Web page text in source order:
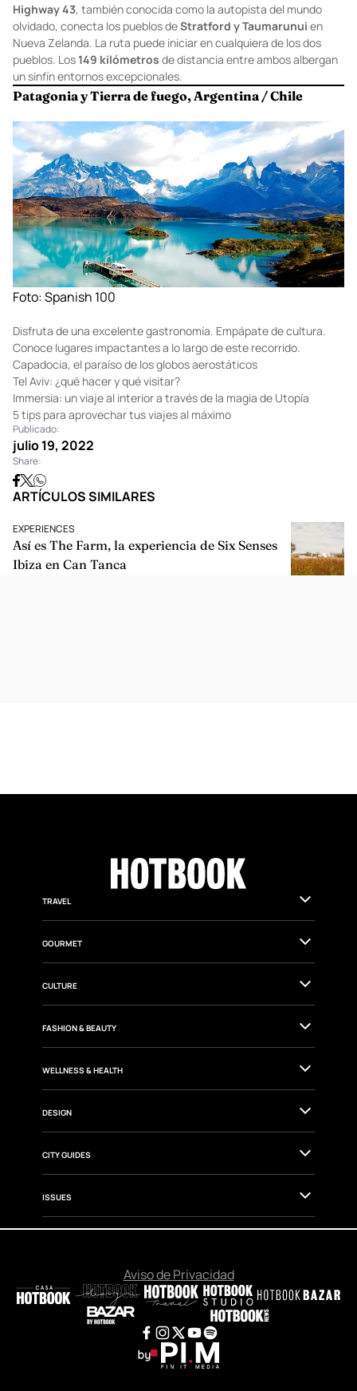
Highway 43, también conocida como la autopista del mundo
olvidado, conecta los pueblos deStratford y Taumarunui en
Nueva Zelanda. La ruta puede iniciar en cualquiera de los dos
pueblos. Los149 kilómetros de distancia entre ambos albergan
un sinfín entornos excepcionales.
Patagonia y Tierra de fuego, Argentina / Chile
Foto:Spanish 100
Disfruta de una excelente gastronomía. Empápate de cultura.
Conoce lugares impactantes a lo largo de este recorrido.
Capadocia, el paraíso de los globos aerostáticos
Tel Aviv: ¿qué hacer y qué visitar?
Immersia: un viaje al interior a través de la magia de Utopía
5 tips para aprovechar tus viajes al máximo
Publicado:
julio 19, 2022
Share:
ARTÍCULOS SIMILARES
EXPERIENCES
Así es The Farm, la experiencia de Six Senses
Ibiza en Can Tanca
TRAVEL
GOURMET
CULTURE
FASHION & BEAUTY
WELLNESS & HEALTH
DESIGN
CITY GUIDES
ISSUES
Aviso de Privacidad